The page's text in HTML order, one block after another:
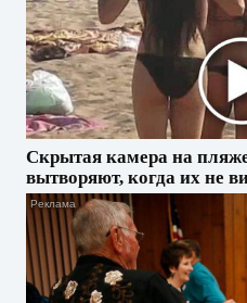
Скрытая камера на
вытворяют, когда их не